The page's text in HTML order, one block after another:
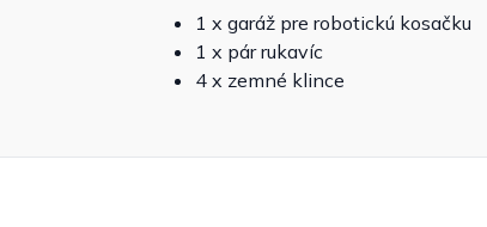
1 x garáž pre robotickú kosačku
1 x pár rukavíc
4 x zemné klince